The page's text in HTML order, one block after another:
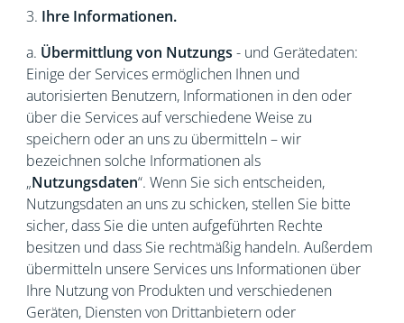
3. Ihre Informationen.
a. Übermittlung von Nutzungs - und Gerätedaten:
Einige der Services ermöglichen Ihnen und
autorisierten Benutzern, Informationen in den oder
über die Services auf verschiedene Weise zu
speichern oder an uns zu übermitteln – wir
bezeichnen solche Informationen als
„Nutzungsdaten“. Wenn Sie sich entscheiden,
Nutzungsdaten an uns zu schicken, stellen Sie bitte
sicher, dass Sie die unten aufgeführten Rechte
besitzen und dass Sie rechtmäßig handeln. Außerdem
übermitteln unsere Services uns Informationen über
Ihre Nutzung von Produkten und verschiedenen
Geräten, Diensten von Drittanbietern oder